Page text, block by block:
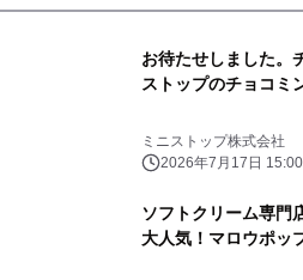
お待たせしました。
ストップのチョコミ
ミニストップ株式会社
2026年7月17日 15:00
ソフトクリーム専門
大人気！マロウポッ